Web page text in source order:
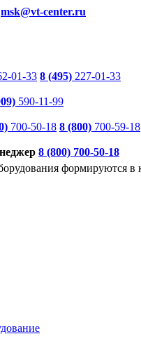
msk@vt-center.ru
01-33 8 (495) 227-01-33
590-11-99
700-50-18 8 (800) 700-59-18
8 (800) 700-50-18
формируются в